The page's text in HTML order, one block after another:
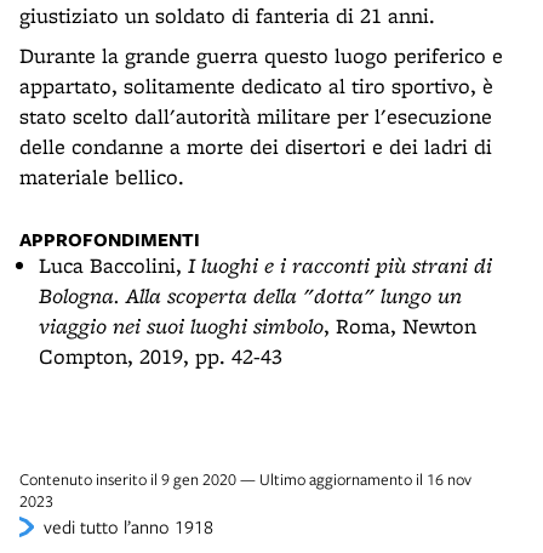
giustiziato un soldato di fanteria di 21 anni.
Durante la grande guerra questo luogo periferico e
appartato, solitamente dedicato al tiro sportivo, è
stato scelto dall'autorità militare per l'esecuzione
delle condanne a morte dei disertori e dei ladri di
materiale bellico.
APPROFONDIMENTI
Luca Baccolini, I luoghi e i racconti più strani di
Bologna. Alla scoperta della "dotta" lungo un
viaggio nei suoi luoghi simbolo, Roma, Newton
Compton, 2019, pp. 42-43
Contenuto inserito il 9 gen 2020 — Ultimo aggiornamento il 16 nov
2023
vedi tutto l’anno 1918